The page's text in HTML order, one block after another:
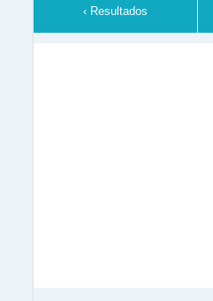
‹ Resultados